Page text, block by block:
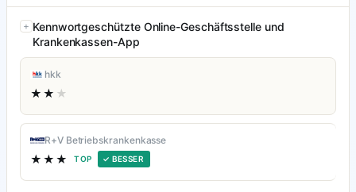
Kennwortgeschützte Online-Geschäftsstelle und
Krankenkassen-App
hkk
★★ ★
R+V Betriebskrankenkasse
★★★ TOP ✓ BESSER